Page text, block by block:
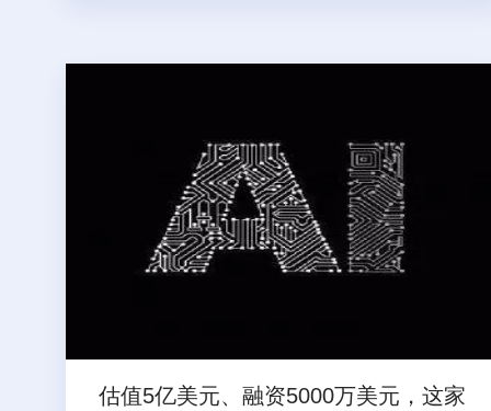
估值5亿美元、融资5000万美元，这家